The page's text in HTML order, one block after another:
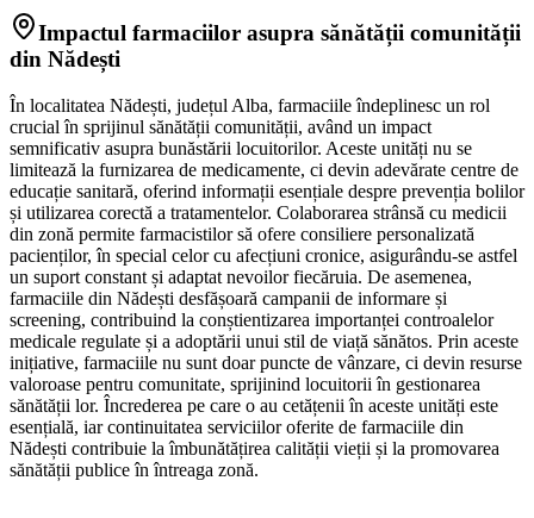
Impactul farmaciilor asupra sănătății comunității
din Nădești
În localitatea Nădești, județul Alba, farmaciile îndeplinesc un rol
crucial în sprijinul sănătății comunității, având un impact
semnificativ asupra bunăstării locuitorilor. Aceste unități nu se
limitează la furnizarea de medicamente, ci devin adevărate centre de
educație sanitară, oferind informații esențiale despre prevenția bolilor
și utilizarea corectă a tratamentelor. Colaborarea strânsă cu medicii
din zonă permite farmacistilor să ofere consiliere personalizată
pacienților, în special celor cu afecțiuni cronice, asigurându-se astfel
un suport constant și adaptat nevoilor fiecăruia. De asemenea,
farmaciile din Nădești desfășoară campanii de informare și
screening, contribuind la conștientizarea importanței controalelor
medicale regulate și a adoptării unui stil de viață sănătos. Prin aceste
inițiative, farmaciile nu sunt doar puncte de vânzare, ci devin resurse
valoroase pentru comunitate, sprijinind locuitorii în gestionarea
sănătății lor. Încrederea pe care o au cetățenii în aceste unități este
esențială, iar continuitatea serviciilor oferite de farmaciile din
Nădești contribuie la îmbunătățirea calității vieții și la promovarea
sănătății publice în întreaga zonă.